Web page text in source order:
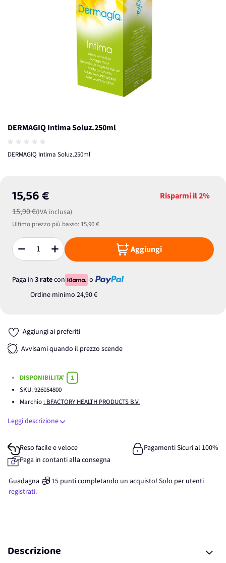
DERMAGIQ Intima Soluz.250ml
DERMAGIQ Intima Soluz.250ml
15,56 €
15,90 €(IVA inclusa)
Risparmi il2%
Ultimo prezzo più basso: 15,90 €
Quantità Aggiungi
Paga in 3 ratecon
o
Ordine minimo 24,90 €
Aggiungi ai preferiti
Avvisami quando il prezzo scende
DISPONIBILITA'
1
SKU:926054800
Marchio : BFACTORY HEALTH PRODUCTS B.V.
Leggi descrizione
Reso facile e veloce
Pagamenti Sicuri al 100%
Paga in contanti alla consegna
Guadagna 15 punticompletando un acquisto! Solo per utenti
registrati.
Descrizione